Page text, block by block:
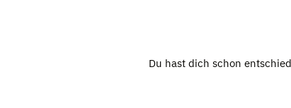
Du hast dich schon